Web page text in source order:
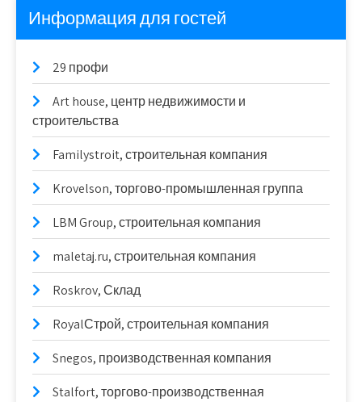
Информация для гостей
29 профи
Art house, центр недвижимости и
строительства
Familystroit, строительная компания
Krovelson, торгово-промышленная группа
LBM Group, строительная компания
maletaj.ru, строительная компания
Roskrov, Склад
RoyalСтрой, строительная компания
Snegos, производственная компания
Stalfort, торгово-производственная